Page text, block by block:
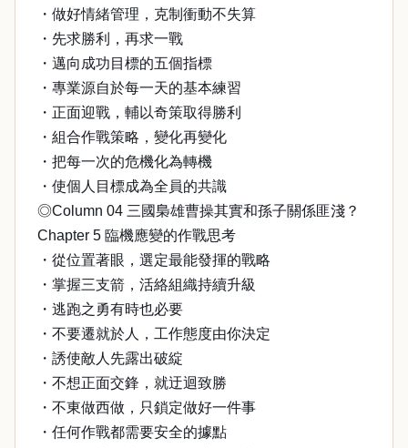
・做好情緒管理，克制衝動不失算
・先求勝利，再求一戰
・邁向成功目標的五個指標
・專業源自於每一天的基本練習
・正面迎戰，輔以奇策取得勝利
・組合作戰策略，變化再變化
・把每一次的危機化為轉機
・使個人目標成為全員的共識
◎Column 04 三國梟雄曹操其實和孫子關係匪淺？
Chapter 5 臨機應變的作戰思考
・從位置著眼，選定最能發揮的戰略
・掌握三支箭，活絡組織持續升級
・逃跑之勇有時也必要
・不要遷就於人，工作態度由你決定
・誘使敵人先露出破綻
・不想正面交鋒，就迂迴致勝
・不東做西做，只鎖定做好一件事
・任何作戰都需要安全的據點